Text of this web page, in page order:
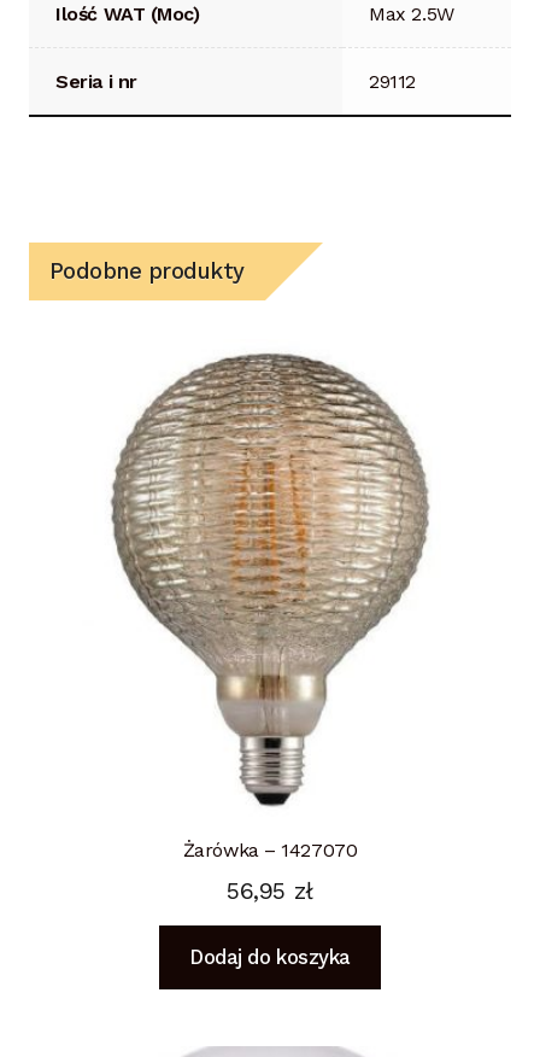
Ilość WAT (Moc) Max 2.5W
Seria i nr 29112
Podobne produkty
Żarówka – 1427070
56,95 zł
Dodaj do koszyka